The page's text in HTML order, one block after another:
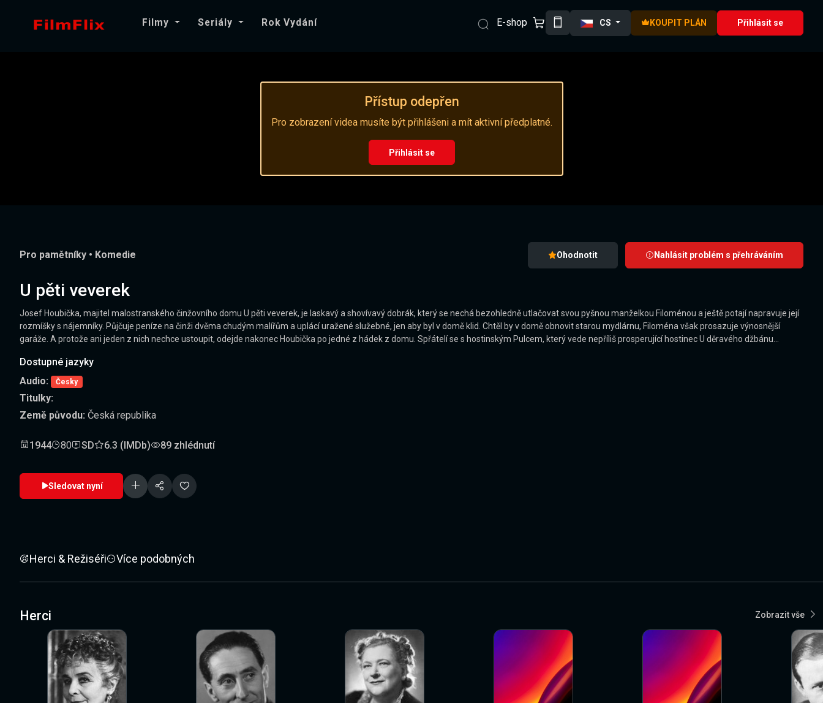
Filmy Seriály Rok Vydání E-shop CS KOUPIT PLÁN Přihlásit se
Přístup odepřen
Pro zobrazení videa musíte být přihlášeni a mít aktivní předplatné.
Přihlásit se
Pro pamětníky • Komedie Ohodnotit Nahlásit problém s přehráváním
U pěti veverek
Josef Houbička, majitel malostranského činžovního domu U pěti veverek, je laskavý a shovívavý dobrák, který se nechá bezohledně utlačovat svou pyšnou manželkou Filoménou a ještě potají napravuje její
rozmíšky s nájemníky. Půjčuje peníze na činži dvěma chudým malířům a uplácí uražené služebné, jen aby byl v domě klid. Chtěl by v domě obnovit starou mydlárnu, Filoména však prosazuje výnosnější
garáže. A protože ani jeden z nich nechce ustoupit, odejde nakonec Houbička po jedné z hádek z domu. Spřátelí se s hostinským Pulcem, který vede nepříliš prosperující hostinec U děravého džbánu...
Dostupné jazyky
Audio:
Česky
Titulky:
Země původu: Česká republika
1944 80 SD 6.3 (IMDb) 89 zhlédnutí
Sledovat nyní
Herci & Režiséři Více podobných
Herci Zobrazit vše